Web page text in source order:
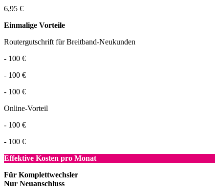
6,95 €
Einmalige Vorteile
Routergutschrift für Breitband-Neukunden
- 100 €
- 100 €
- 100 €
Online-Vorteil
- 100 €
- 100 €
Effektive Kosten pro Monat
Für Komplettwechsler
Nur Neuanschluss